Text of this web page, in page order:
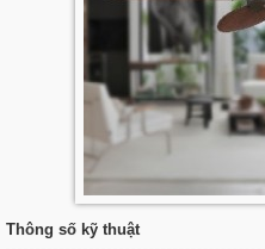
Thông số kỹ thuật